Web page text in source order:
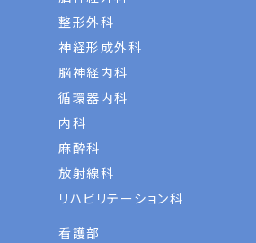
整形外科
神経形成外科
脳神経内科
循環器内科
内科
麻酔科
放射線科
リハビリテーション科
看護部